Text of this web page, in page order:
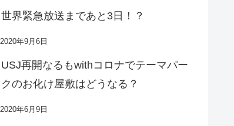
世界緊急放送まであと3日！？
2020年9月6日
USJ再開なるもwithコロナでテーマパー
クのお化け屋敷はどうなる？
2020年6月9日